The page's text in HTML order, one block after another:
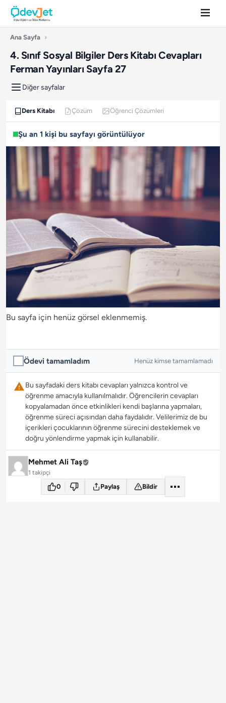
Ana Sayfa ›
4. Sınıf Sosyal Bilgiler Ders Kitabı Cevapları
Ferman Yayınları Sayfa 27
Diğer sayfalar
Ders Kitabı Çözüm Öğrenci Çözümleri
Şu an 1 kişi bu sayfayı görüntülüyor
Bu sayfa için henüz görsel eklenmemiş.
Ödevi tamamladım Henüz kimse tamamlamadı
Bu sayfadaki ders kitabı cevapları yalnızca kontrol ve
öğrenme amacıyla kullanılmalıdır. Öğrencilerin cevapları
kopyalamadan önce etkinlikleri kendi başlarına yapmaları,
öğrenme süreci açısından daha faydalıdır. Velilerimiz de bu
içerikleri çocuklarının öğrenme sürecini desteklemek ve
doğru yönlendirme yapmak için kullanabilir.
Mehmet Ali Taş
1 takipçi
0 Paylaş Bildir